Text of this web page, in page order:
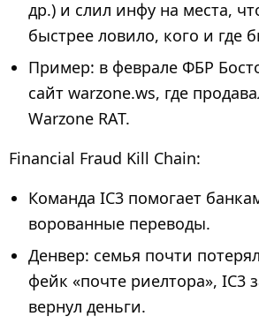
др.) и слил инфу на места,
быстрее ловило, кого и где
Пример: в феврале ФБР
сайт warzone.ws, где
Warzone RAT.
Financial Fraud Kill Chain:
Команда IC3 помогает
ворованные переводы.
Денвер: семья почти
фейк «почте риелтора», IC3
вернул деньги.